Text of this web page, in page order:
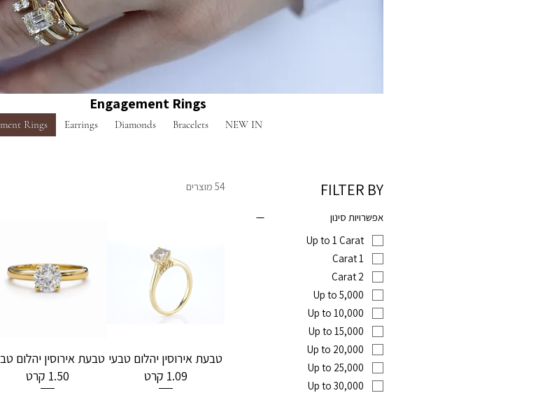
Engagement Rings
NEW IN
Bracelets
Diamonds
Earrings
Rings
FILTER BY
אפשרויות סינון
Up to 1 Carat
1 Carat
2 Carat
Up to 5,000
Up to 10,000
Up to 15,000
Up to 20,000
Up to 25,000
Up to 30,000
54 מוצרים
טבעת אירוסין יהלום טבעי
1.09 קרט
טבעת אירוסין יהלום
1.50 קרט